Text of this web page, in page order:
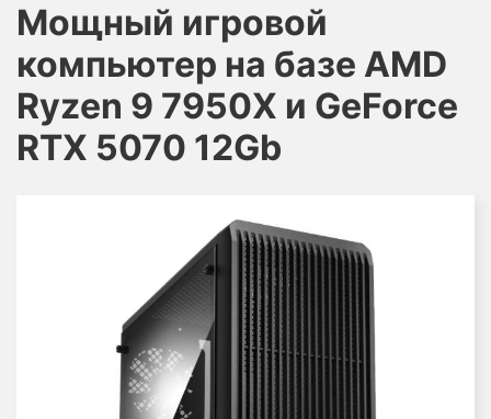
Мощный игровой
компьютер на базе AMD
Ryzen 9 7950X и GeForce
RTX 5070 12Gb